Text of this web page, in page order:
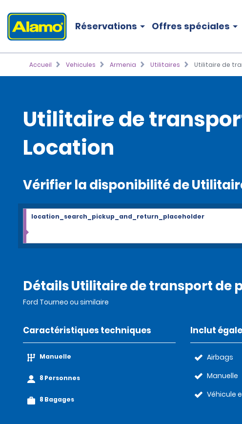
Réservations Offres spéciales
Accueil Vehicules Armenia Utilitaires Utilitaire de
Utilitaire de
Location
Vérifier la disponibilité de
location_search_pickup_and_return_placeholder
Détails Utilitaire de transport de
Ford Tourneo ou similaire
Caractéristiques techniques
Manuelle
8 Personnes
8 Bagages
Inclut
Airbags
Manuelle
Véhicule